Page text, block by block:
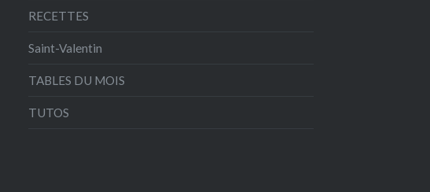
RECETTES
Saint-Valentin
TABLES DU MOIS
TUTOS